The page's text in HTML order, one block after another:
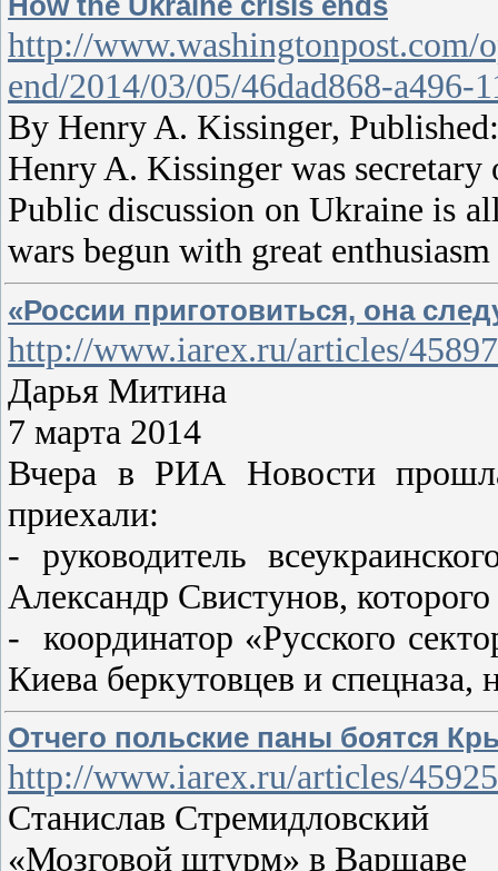
http://www.washingtonpost.com/
end/2014/03/05/46dad868-a496-
By Henry A. Kissinger,
Henry A. Kissinger was
Public discussion on Ukraine is
wars begun with great
«России приготовиться, она
http://www.iarex.ru/articles/
Дарья Митина
7 марта 2014
Вчера в РИА Новости
приехали:
- руководитель
Александр Свистунов,
- координатор «Русского
Киева беркутовцев и
Отчего польские паны боятся
http://www.iarex.ru/articles/
Станислав Стремидловский
«Мозговой штурм» в Варшаве